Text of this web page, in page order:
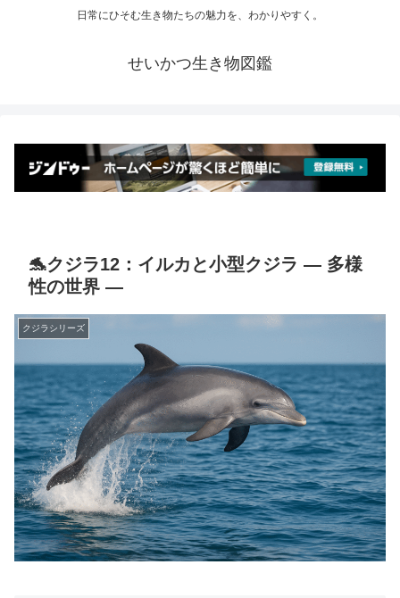
日常にひそむ生き物たちの魅力を、わかりやすく。
せいかつ生き物図鑑
🐬クジラ12：イルカと小型クジラ ― 多様
性の世界 ―
クジラシリーズ